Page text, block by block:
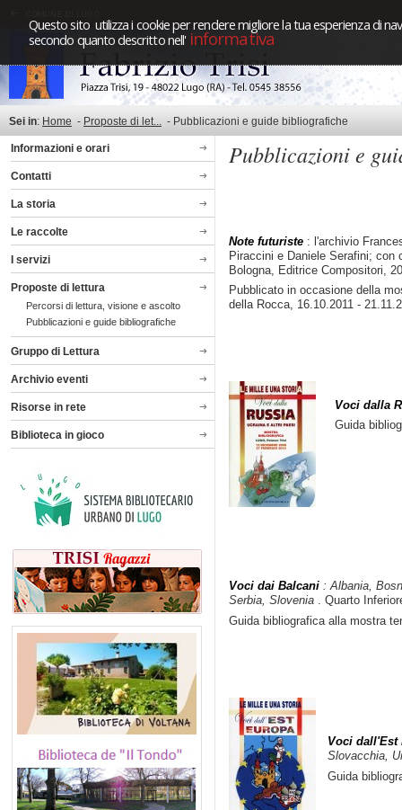
Questo sito utilizza i cookie per rendere migliore la tua esperienza di
secondo quanto descritto nell'informativa
Sei in: Home - Proposte di let... - Pubblicazioni e guide bibliografiche
Informazioni e orari
Contatti
La storia
Le raccolte
I servizi
Proposte di lettura
Percorsi di lettura, visione e ascolto
Pubblicazioni e guide bibliografiche
Gruppo di Lettura
Archivio eventi
Risorse in rete
Biblioteca in gioco
Pubblicazioni e
Note futuriste : l'archivio
Piraccini e Daniele Serafini; con
Bologna, Editrice Compositori,
Pubblicato in occasione della
della Rocca, 16.10.2011 -
Voci dalla
Guida
Voci dai Balcani : Albania,
Serbia, Slovenia . Quarto
Guida bibliografica alla mostra
Voci dall'Est
Slovacchia,
Guida